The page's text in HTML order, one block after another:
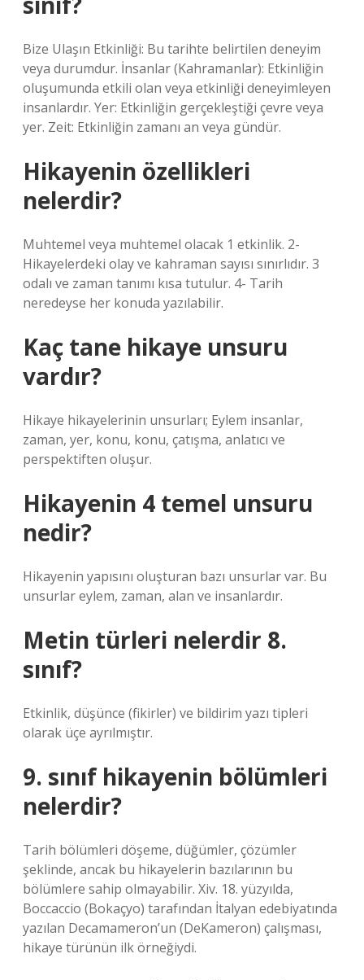
Bize Ulaşın Etkinliği: Bu tarihte belirtilen deneyim
veya durumdur. İnsanlar (Kahramanlar): Etkinliğin
oluşumunda etkili olan veya etkinliği deneyimleyen
insanlardır. Yer: Etkinliğin gerçekleştiği çevre veya
yer. Zeit: Etkinliğin zamanı an veya gündür.
Hikayenin özellikleri
nelerdir?
Muhtemel veya muhtemel olacak 1 etkinlik. 2-
Hikayelerdeki olay ve kahraman sayısı sınırlıdır. 3
odalı ve zaman tanımı kısa tutulur. 4- Tarih
neredeyse her konuda yazılabilir.
Kaç tane hikaye unsuru
vardır?
Hikaye hikayelerinin unsurları; Eylem insanlar,
zaman, yer, konu, konu, çatışma, anlatıcı ve
perspektiften oluşur.
Hikayenin 4 temel unsuru
nedir?
Hikayenin yapısını oluşturan bazı unsurlar var. Bu
unsurlar eylem, zaman, alan ve insanlardır.
Metin türleri nelerdir 8.
sınıf?
Etkinlik, düşünce (fikirler) ve bildirim yazı tipleri
olarak üçe ayrılmıştır.
9. sınıf hikayenin bölümleri
nelerdir?
Tarih bölümleri döşeme, düğümler, çözümler
şeklinde, ancak bu hikayelerin bazılarının bu
bölümlere sahip olmayabilir. Xiv. 18. yüzyılda,
Boccaccio (Bokaçyo) tarafından İtalyan edebiyatında
yazılan Decamameron’un (DeKameron) çalışması,
hikaye türünün ilk örneğiydi.